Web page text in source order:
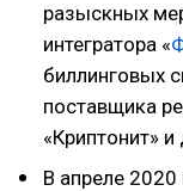
разыскных
интегратора «
биллинговых
поставщика
«Криптонит» и
В апреле 2020